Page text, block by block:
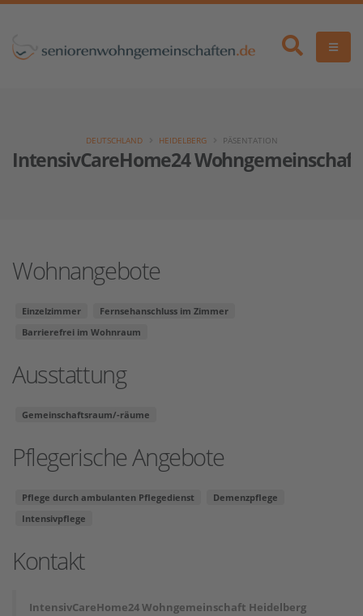
IntensivCareHome24
DEUTSCHLAND HEIDELBERG PÄSENTATION
Wohnangebote
Einzelzimmer
Fernsehanschluss im Zimmer
Barrierefrei im Wohnraum
Ausstattung
Gemeinschaftsraum/-räume
Pflegerische Angebote
Pflege durch ambulanten Pflegedienst
Demenzpflege
Intensivpflege
Kontakt
IntensivCareHome24 Wohngemeinschaft Heidelberg